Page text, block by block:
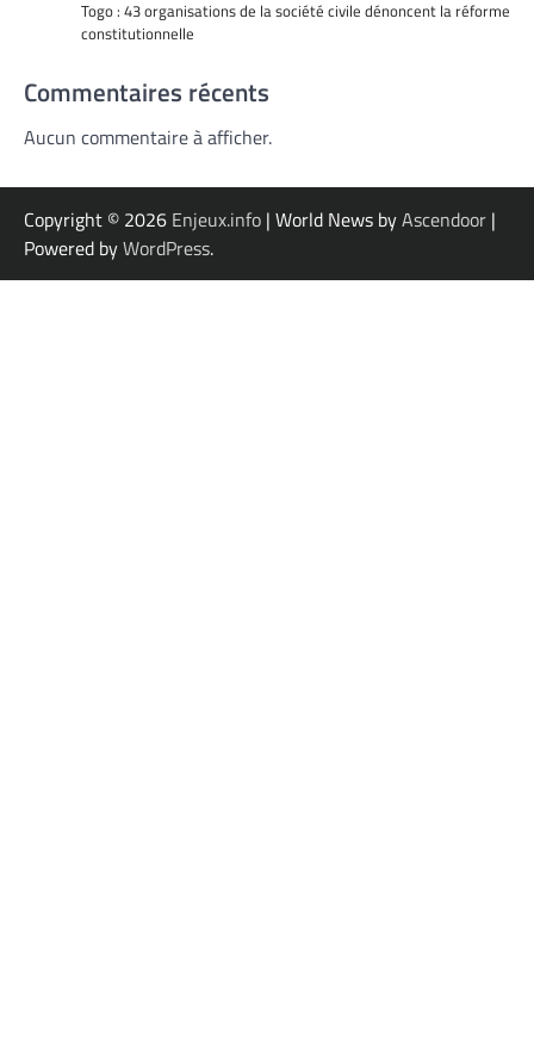
Togo : 43 organisations de la société civile dénoncent la réforme
constitutionnelle
Commentaires récents
Aucun commentaire à afficher.
Copyright © 2026 Enjeux.info | World News byAscendoor |
Powered byWordPress.